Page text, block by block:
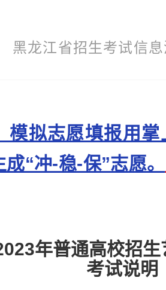
黑龙江省招生考试信
模拟志愿填报用
“冲-稳-保”志愿。
年普通高校招
考试说明